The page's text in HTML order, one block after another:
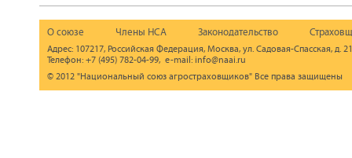
О союзе Члены НСА Законодательство
Адрес: 107217, Российская Федерация, Москва, ул. Садовая-Спасская, д.
Телефон: +7 (495) 782-04-99, e-mail: info@naai.ru
© 2012 "Национальный союз агростраховщиков" Все права защищены